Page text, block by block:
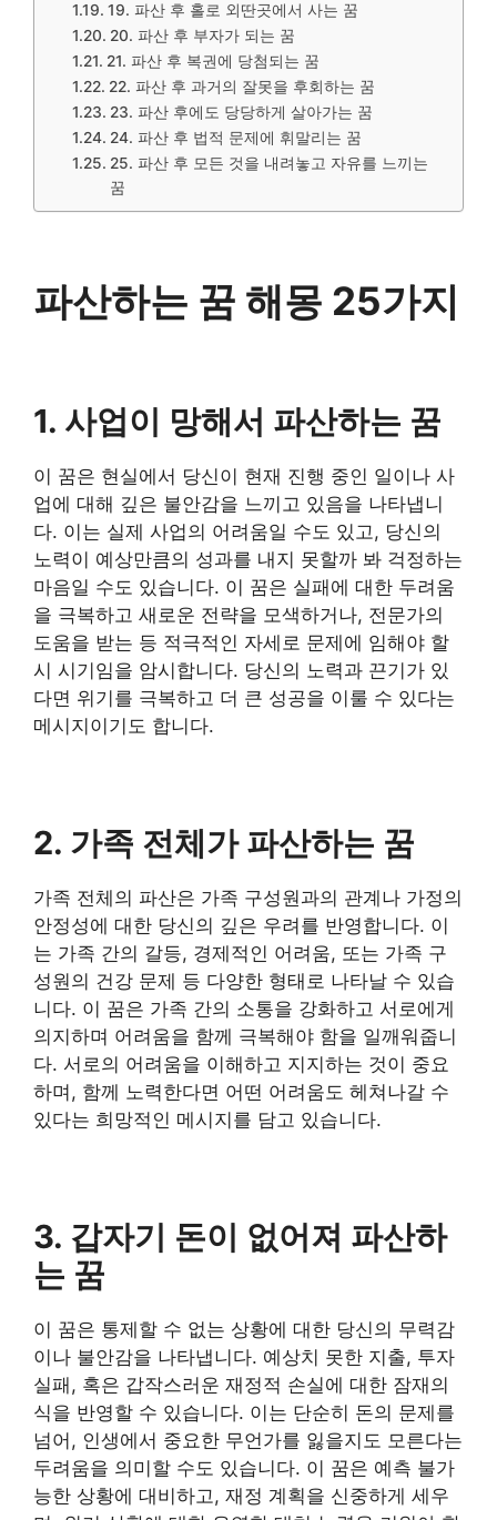
19. 파산 후 홀로 외딴곳에서 사는 꿈
20. 파산 후 부자가 되는 꿈
21. 파산 후 복권에 당첨되는 꿈
22. 파산 후 과거의 잘못을 후회하는 꿈
23. 파산 후에도 당당하게 살아가는 꿈
24. 파산 후 법적 문제에 휘말리는 꿈
25. 파산 후 모든 것을 내려놓고 자유를 느끼는
꿈
파산하는 꿈 해몽 25가지
1. 사업이 망해서 파산하는 꿈
이 꿈은 현실에서 당신이 현재 진행 중인 일이나 사
업에 대해 깊은 불안감을 느끼고 있음을 나타냅니
다. 이는 실제 사업의 어려움일 수도 있고, 당신의
노력이 예상만큼의 성과를 내지 못할까 봐 걱정하는
마음일 수도 있습니다. 이 꿈은 실패에 대한 두려움
을 극복하고 새로운 전략을 모색하거나, 전문가의
도움을 받는 등 적극적인 자세로 문제에 임해야 할
시 시기임을 암시합니다. 당신의 노력과 끈기가 있
다면 위기를 극복하고 더 큰 성공을 이룰 수 있다는
메시지이기도 합니다.
2. 가족 전체가 파산하는 꿈
가족 전체의 파산은 가족 구성원과의 관계나 가정의
안정성에 대한 당신의 깊은 우려를 반영합니다. 이
는 가족 간의 갈등, 경제적인 어려움, 또는 가족 구
성원의 건강 문제 등 다양한 형태로 나타날 수 있습
니다. 이 꿈은 가족 간의 소통을 강화하고 서로에게
의지하며 어려움을 함께 극복해야 함을 일깨워줍니
다. 서로의 어려움을 이해하고 지지하는 것이 중요
하며, 함께 노력한다면 어떤 어려움도 헤쳐나갈 수
있다는 희망적인 메시지를 담고 있습니다.
3. 갑자기 돈이 없어져 파산하
는 꿈
이 꿈은 통제할 수 없는 상황에 대한 당신의 무력감
이나 불안감을 나타냅니다. 예상치 못한 지출, 투자
실패, 혹은 갑작스러운 재정적 손실에 대한 잠재의
식을 반영할 수 있습니다. 이는 단순히 돈의 문제를
넘어, 인생에서 중요한 무언가를 잃을지도 모른다는
두려움을 의미할 수도 있습니다. 이 꿈은 예측 불가
능한 상황에 대비하고, 재정 계획을 신중하게 세우